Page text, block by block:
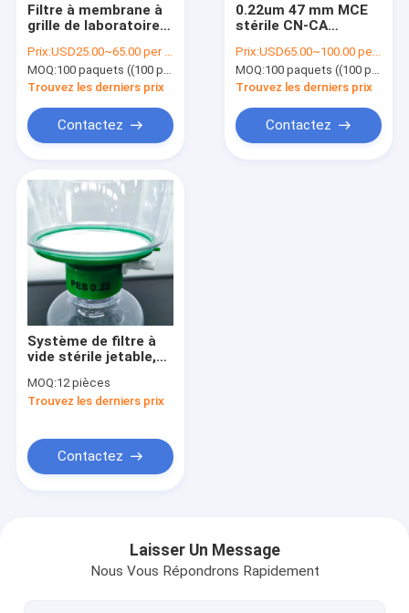
Filtre à membrane à
grille de laboratoire à
stérile pour le test
de limite microbienne
Prix:USD25.00~65.00 per pack
MOQ:100 paquets ((100 pièces par paquet)
Trouvez les derniers prix
Contactez
0.22um 47 mm MCE
stérile CN-CA
Membrane de filtre
pour le test de limite
microbienne
Prix:USD65.00~100.00 per pack
MOQ:100 paquets ((100 pièces par paquet)
Trouvez les derniers prix
Contactez
Système de filtre à
vide stérile jetable,
PES 0,22 μm/coupe
de
MOQ:12 pièces
Trouvez les derniers prix
Contactez
Laisser Un Message
Nous Vous Répondrons Rapidement